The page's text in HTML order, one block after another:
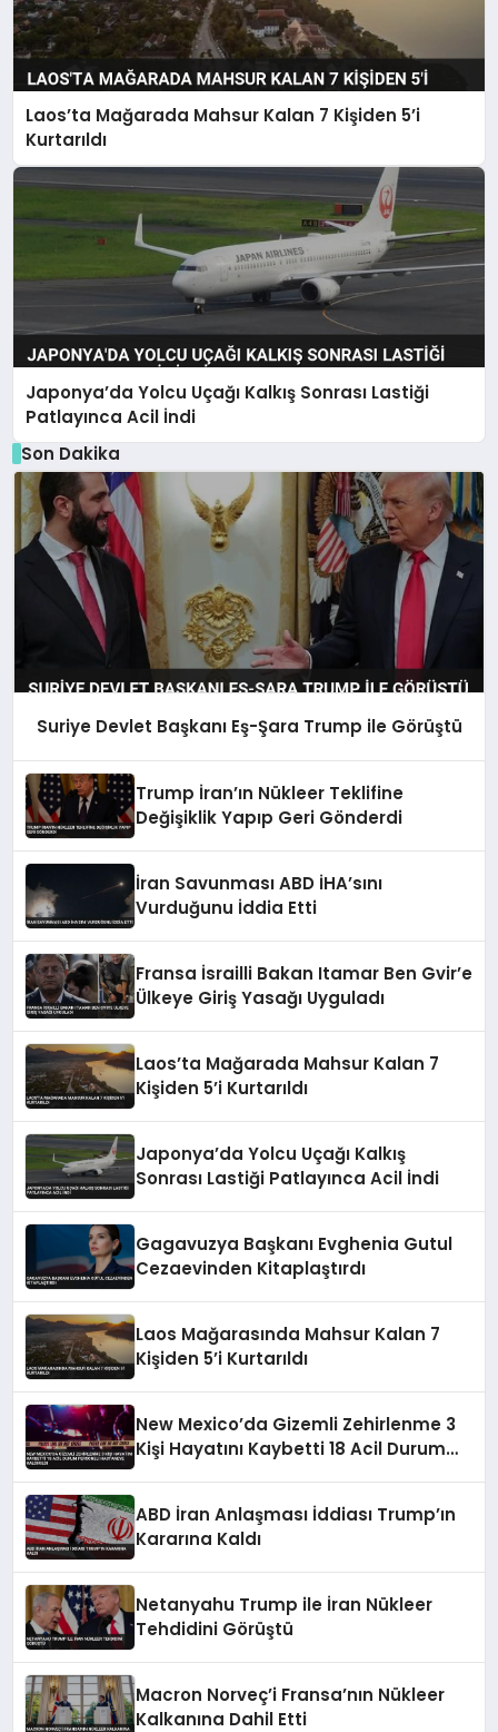
Laos’ta Mağarada Mahsur Kalan 7 Kişiden 5’i
Kurtarıldı
Japonya’da Yolcu Uçağı Kalkış Sonrası Lastiği
Patlayınca Acil İndi
Son Dakika
Suriye Devlet Başkanı Eş-Şara Trump ile Görüştü
Trump İran’ın Nükleer Teklifine
Değişiklik Yapıp Geri Gönderdi
İran Savunması ABD İHA’sını
Vurduğunu İddia Etti
Fransa İsrailli Bakan Itamar Ben Gvir’e
Ülkeye Giriş Yasağı Uyguladı
Laos’ta Mağarada Mahsur Kalan 7
Kişiden 5’i Kurtarıldı
Japonya’da Yolcu Uçağı Kalkış
Sonrası Lastiği Patlayınca Acil İndi
Gagavuzya Başkanı Evghenia Gutul
Cezaevinden Kitaplaştırdı
Laos Mağarasında Mahsur Kalan 7
Kişiden 5’i Kurtarıldı
New Mexico’da Gizemli Zehirlenme 3
Kişi Hayatını Kaybetti 18 Acil Durum
ABD İran Anlaşması İddiası Trump’ın
Kararına Kaldı
Netanyahu Trump ile İran Nükleer
Tehdidini Görüştü
Macron Norveç’i Fransa’nın Nükleer
Kalkanına Dahil Etti